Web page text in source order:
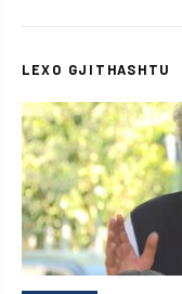
LEXO GJITHASHTU